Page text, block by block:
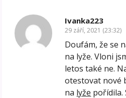
Ivanka223
29 září, 2021 (23:32)
Doufám, že se
na lyže. Vloni
letos také ne.
otestovat nové
na lyže pořídila.